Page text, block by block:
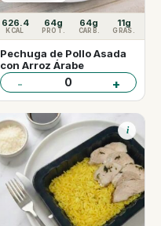
626.4
KCAL
64g
PROT.
64g
CARB.
11g
GRAS.
Pechuga de Pollo Asada
con Arroz Árabe
- 0 +
i